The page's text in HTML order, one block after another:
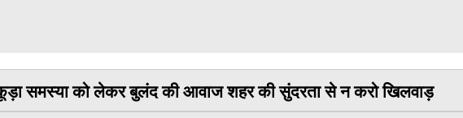
कूड़ा समस्या को लेकर बुलंद की आवाज शहर की सुंदरता से न करो खिलवाड़